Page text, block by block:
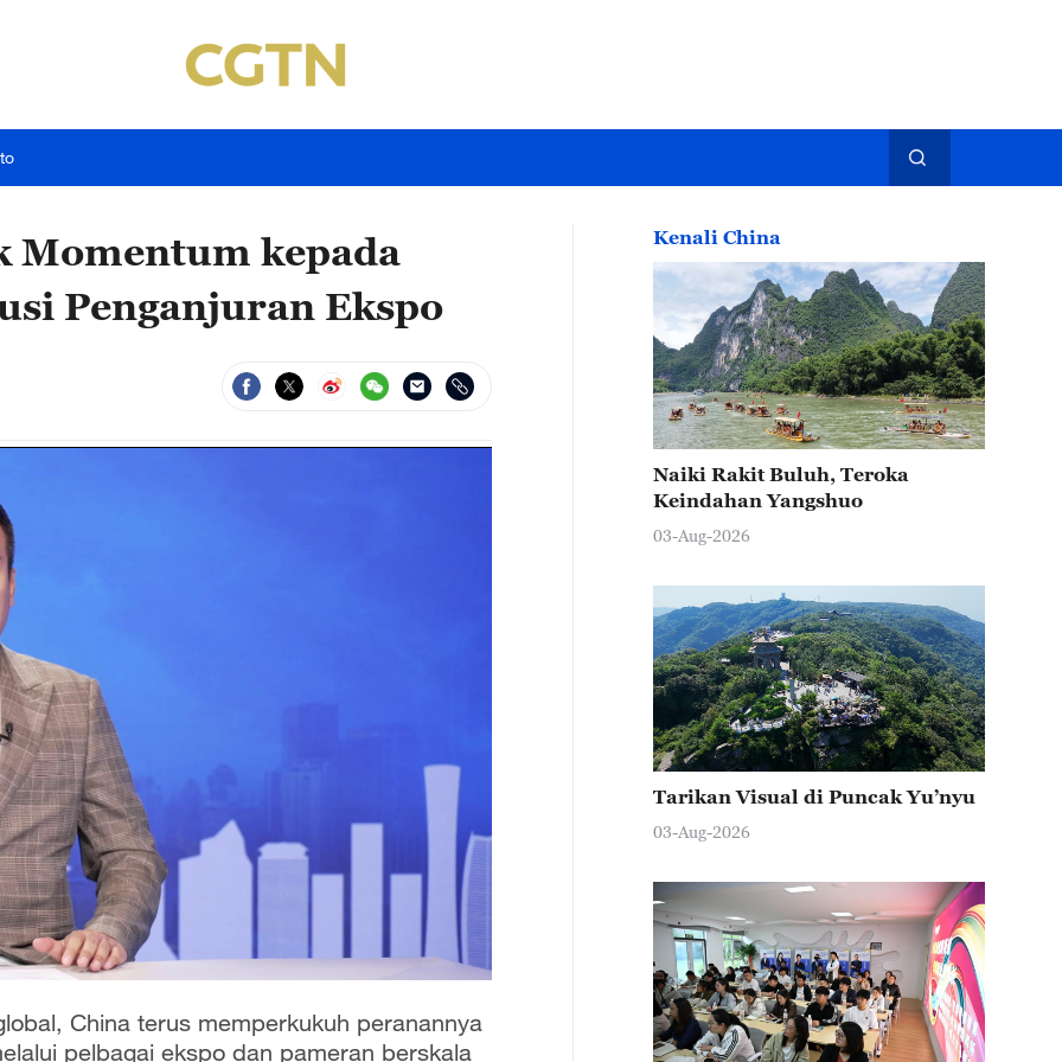
Momentum kepada
Penganjuran Ekspo
China terus memperkukuh peranannya
pelbagai ekspo dan pameran berskala
Kenali China
Naiki Rakit Buluh, Teroka
Keindahan Yangshuo
03-Aug-2026
Tarikan Visual di Puncak Yu’nyu
03-Aug-2026